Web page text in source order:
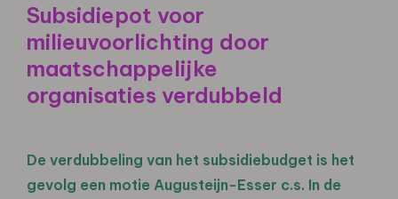
Subsidiepot voor
milieuvoorlichting door
maatschappelijke
organisaties verdubbeld
De verdubbeling van het subsidiebudget is het
gevolg een motie Augusteijn-Esser c.s. In de